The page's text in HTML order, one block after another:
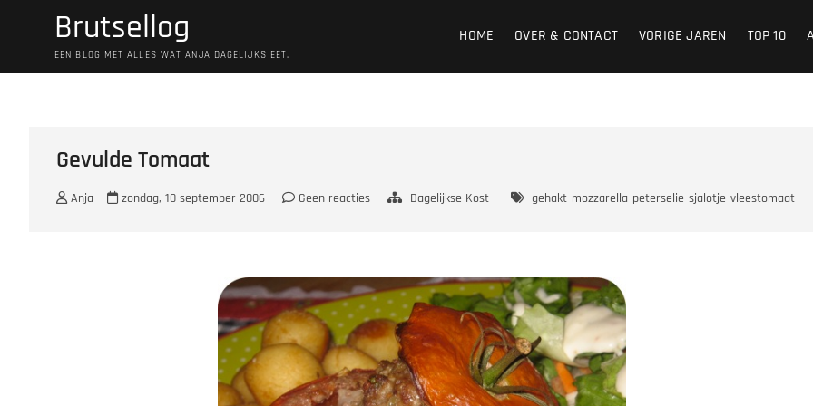
Brutsellog
EEN BLOG MET ALLES WAT ANJA DAGELIJKS EET.
HOME OVER & CONTACT VORIGE JAREN TOP 10
Gevulde Tomaat
Anja zondag, 10 september 2006 Geen reacties Dagelijkse Kost gehakt mozzarella peterselie sjalotje vleestomaat